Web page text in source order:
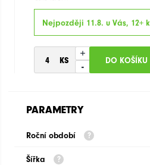
Nejpozději 11.8. u Vás, 12+
+
-
PARAMETRY
Roční období
Šířka